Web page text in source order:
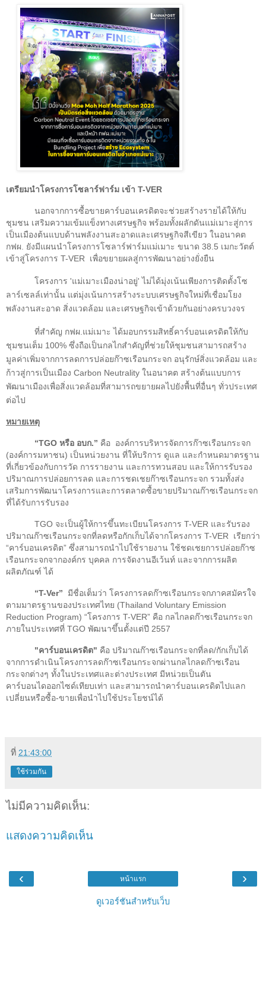
เตรียมนำโครงการโซลาร์ฟาร์ม เข้า T-VER
นอกจากการซื้อขายคาร์บอนเครดิตจะช่วยสร้างรายได้ให้กับ
ชุมชน เสริมความเข้มแข็งทางเศรษฐกิจ พร้อมทั้งผลักดันแม่เมาะสู่การ
เป็นเมืองต้นแบบด้านพลังงานสะอาดและเศรษฐกิจสีเขียว ในอนาคต
กฟผ. ยังมีแผนนำโครงการโซลาร์ฟาร์มแม่เมาะ ขนาด 38.5 เมกะวัตต์
เข้าสู่โครงการ T-VER เพื่อขยายผลสู่การพัฒนาอย่างยั่งยืน
โครงการ 'แม่เมาะเมืองน่าอยู่'ไม่ได้มุ่งเน้นเพียงการติดตั้งโซ
ลาร์เซลล์เท่านั้น แต่มุ่งเน้นการสร้างระบบเศรษฐกิจใหม่ที่เชื่อมโยง
พลังงานสะอาด สิ่งแวดล้อม และเศรษฐกิจเข้าด้วยกันอย่างครบวงจร
ที่สำคัญ กฟผ.แม่เมาะ ได้มอบกรรมสิทธิ์คาร์บอนเครดิตให้กับ
ชุมชนเต็ม 100% ซึ่งถือเป็นกลไกสำคัญที่ช่วยให้ชุมชนสามารถสร้าง
มูลค่าเพิ่มจากการลดการปล่อยก๊าซเรือนกระจก อนุรักษ์สิ่งแวดล้อม และ
ก้าวสู่การเป็นเมือง Carbon Neutrality ในอนาคต สร้างต้นแบบการ
พัฒนาเมืองเพื่อสิ่งแวดล้อมที่สามารถขยายผลไปยังพื้นที่อื่นๆ ทั่วประเทศ
ต่อไป
หมายเหตุ
“TGO หรือ อบก.” คือ องค์การบริหารจัดการก๊าซเรือนกระจก
(องค์การมหาชน) เป็นหน่วยงาน ที่ให้บริการ ดูแล และกำหนดมาตรฐาน
ที่เกี่ยวข้องกับการวัด การรายงาน และการทวนสอบ และให้การรับรอง
ปริมาณการปล่อยการลด และการชดเชยก๊าซเรือนกระจก รวมทั้งส่ง
เสริมการพัฒนาโครงการและการตลาดซื้อขายปริมาณก๊าซเรือนกระจก
ที่ได้รับการรับรอง
TGO จะเป็นผู้ให้การขึ้นทะเบียนโครงการ T-VER และรับรอง
ปริมาณก๊าซเรือนกระจกที่ลดหรือกักเก็บได้จากโครงการ T-VER
เรียกว่า
“คาร์บอนเครดิต” ซึ่งสามารถนำไปใช้รายงาน ใช้ชดเชยการปล่อยก๊าซ
เรือนกระจกจากองค์กร บุคคล การจัดงานอีเว้นท์ และจากการผลิต
ผลิตภัณฑ์ ได้
“T-Ver”
มีชื่อเต็มว่า โครงการลดก๊าซเรือนกระจกภาคสมัครใจ
ตามมาตรฐานของประเทศไทย (Thailand Voluntary Emission
Reduction Program) “โครงการ T-VER” คือ กลไกลดก๊าซเรือนกระจก
ภายในประเทศที่ TGO พัฒนาขึ้นตั้งแต่ปี 2557
"คาร์บอนเครดิต" คือ ปริมาณก๊าซเรือนกระจกที่ลด/กักเก็บได้
จากการดำเนินโครงการลดก๊าซเรือนกระจกผ่านกลไกลดก๊าซเรือน
กระจกต่างๆ ทั้งในประเทศและต่างประเทศ มีหน่วยเป็นตัน
คาร์บอนไดออกไซด์เทียบเท่า และสามารถนำคาร์บอนเครดิตไปแลก
เปลี่ยนหรือซื้อ-ขายเพื่อนำไปใช้ประโยชน์ได้
ที่ 21:43:00
ใช้ร่วมกัน
ไม่มีความคิดเห็น:
แสดงความคิดเห็น
‹ ›
หน้าแรก
ดูเวอร์ชันสำหรับเว็บ